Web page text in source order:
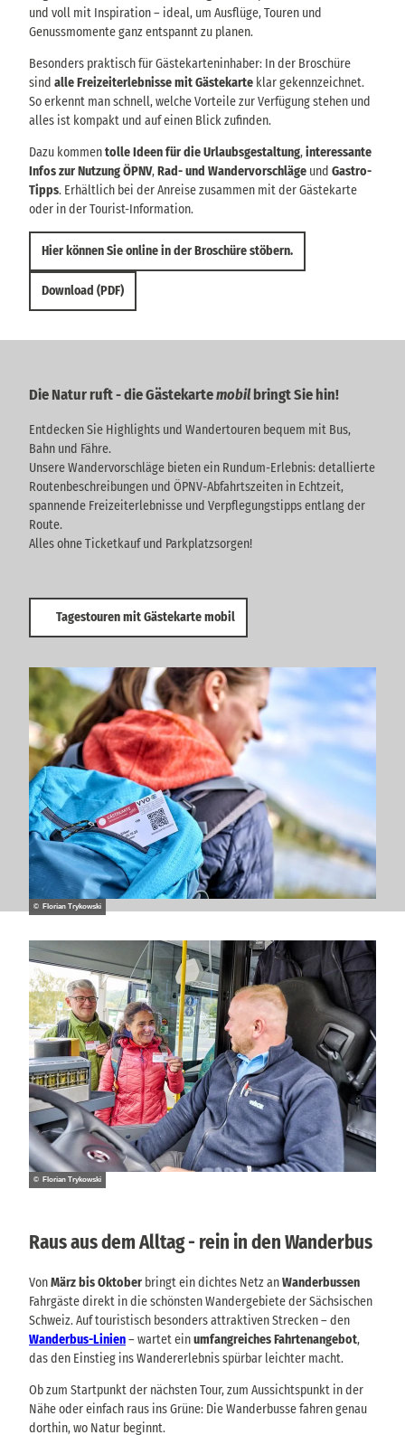
und voll mit Inspiration – ideal, um Ausflüge, Touren und
Genussmomente ganz entspannt zu planen.
Besonders praktisch für Gästekarteninhaber: In der Broschüre
sind alle Freizeiterlebnisse mit Gästekarte klar gekennzeichnet.
So erkennt man schnell, welche Vorteile zur Verfügung stehen und
alles ist kompakt und auf einen Blick zufinden.
Dazu kommentolle Ideen für die Urlaubsgestaltung,interessante
Infos zur Nutzung ÖPNV,Rad- und Wandervorschläge und Gastro-
Tipps. Erhältlich bei der Anreise zusammen mit der Gästekarte
oder in der Tourist-Information.
Hier können Sie online in der Broschüre stöbern.
Download (PDF)
Die Natur ruft - die Gästekartemobilbringt Sie hin!
Entdecken Sie Highlights und Wandertouren bequem mit Bus,
Bahn und Fähre.
Unsere Wandervorschläge bieten ein Rundum-Erlebnis: detallierte
Routenbeschreibungen und ÖPNV-Abfahrtszeiten in Echtzeit,
spannende Freizeiterlebnisse und Verpflegungstipps entlang der
Route.
Alles ohne Ticketkauf und Parkplatzsorgen!
Tagestouren mit Gästekarte mobil
© Florian Trykowski
© Florian Trykowski
Raus aus dem Alltag - rein in den Wanderbus
VonMärz bis Oktober bringt ein dichtes Netz anWanderbussen
Fahrgäste direkt in die schönsten Wandergebiete der Sächsischen
Schweiz. Auf touristisch besonders attraktiven Strecken – den
Wanderbus-Linien– wartet einumfangreiches Fahrtenangebot,
das den Einstieg ins Wandererlebnis spürbar leichter macht.
Ob zum Startpunkt der nächsten Tour, zum Aussichtspunkt in der
Nähe oder einfach raus ins Grüne: Die Wanderbusse fahren genau
dorthin, wo Natur beginnt.